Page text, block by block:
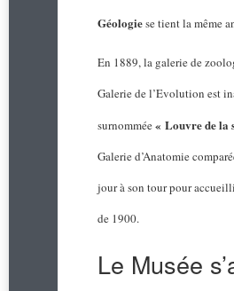
Géologiese tient la même
En 1889, la galerie de
Galerie de l’Evolution est
surnommée« Louvre de la
Galerie d’Anatomie
jour à son tour pour
de 1900.
Le Musée